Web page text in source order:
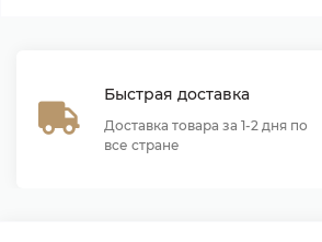
Быстрая доставка
Доставка товара за 1-2 дня по
все стране